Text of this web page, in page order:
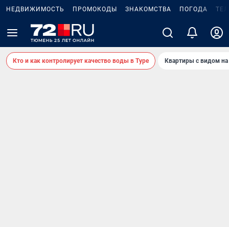
НЕДВИЖИМОСТЬ ПРОМОКОДЫ ЗНАКОМСТВА ПОГОДА
Кто и как контролирует качество воды в Туре Квартиры с видом на